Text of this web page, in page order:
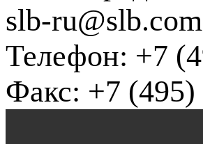
slb-ru@slb.com
Телефон: +7
Факс: +7 (495)